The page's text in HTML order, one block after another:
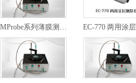
MProbe系列薄膜测厚仪